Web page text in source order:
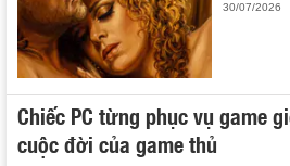
30/07/2026
Chiếc PC từng phục vụ game
cuộc đời của game thủ